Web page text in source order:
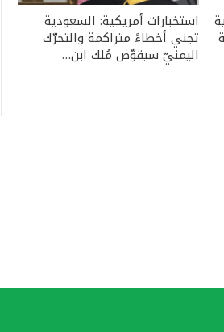
استخبارات أمريكية: السعودية
تجني أخطاءً متراكمة والتحرّك
اليمنيّ سيقوّض مُلك ابن…